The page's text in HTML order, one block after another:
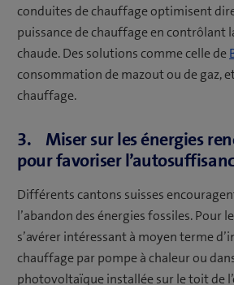
conduites de chauffage optimisent
puissance de chauffage en contrôlant
chaude. Des solutions comme celle de
consommation de mazout ou de gaz,
chauffage.
3. Miser sur les énergies
pour favoriser
Différents cantons suisses
l’abandon des énergies fossiles. Pour
s’avérer intéressant à moyen terme
chauffage par pompe à chaleur ou
photovoltaïque installée sur le toit de